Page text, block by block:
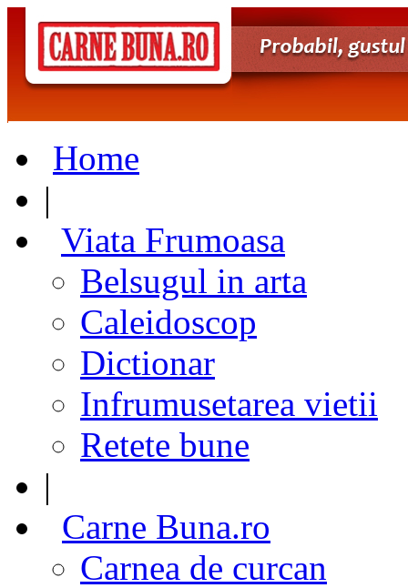
Home
|
Viata Frumoasa
Belsugul in arta
Caleidoscop
Dictionar
Infrumusetarea vietii
Retete bune
|
Carne Buna.ro
Carnea de curcan